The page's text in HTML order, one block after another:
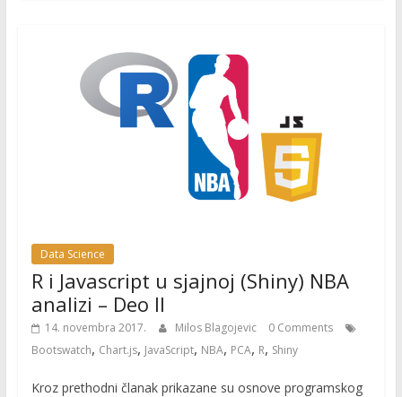
Data Science
R i Javascript u sjajnoj (Shiny) NBA
analizi – Deo II
14. novembra 2017. Milos Blagojevic
0 Comments
Bootswatch, Chart.js, JavaScript, NBA, PCA, R, Shiny
Kroz prethodni članak prikazane su osnove programskog